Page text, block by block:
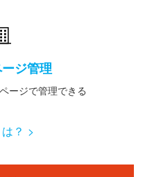
ジ管理
ージで管理できる
？ >